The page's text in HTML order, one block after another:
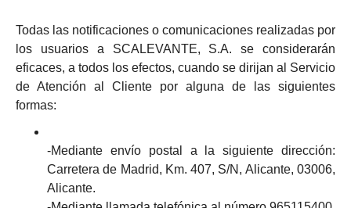
Todas las notificaciones o comunicaciones realizadas por
los usuarios a SCALEVANTE, S.A. se considerarán
eficaces, a todos los efectos, cuando se dirijan al Servicio
de Atención al Cliente por alguna de las siguientes
formas:
-Mediante envío postal a la siguiente dirección:
Carretera de Madrid, Km. 407, S/N, Alicante, 03006,
Alicante.